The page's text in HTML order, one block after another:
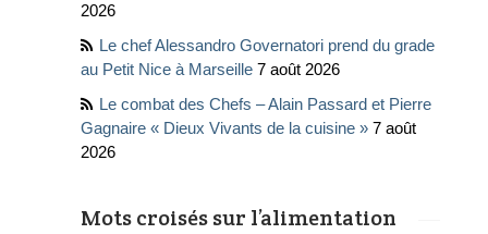
2026
Le chef Alessandro Governatori prend du grade
au Petit Nice à Marseille 7 août 2026
Le combat des Chefs – Alain Passard et Pierre
Gagnaire « Dieux Vivants de la cuisine » 7 août
2026
Mots croisés sur l’alimentation